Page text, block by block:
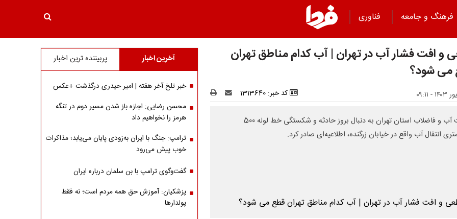
فرهنگ و جامعه فناوری
و افت فشار آب در تهران | آب کدام مناطق تهران
می شود؟
کد خبر: 1313640
شرکت آب و فاضلاب استان تهران به دنبال بروز حادثه و شکستگی خط لوله 500
انتقال آب واقع در خیابان زرگنده، اطلاعیه‌ای صادر کرد.
آخرین اخبار پربیننده ترین اخبار
خبر تلخ آخر هفته | امیر حیدری درگذشت +عکس
محسن رضایی: اجازه باز شدن مسیر دوم در تنگه
هرمز را نخواهیم داد
ترامپ: جنگ با ایران به‌زودی پایان می‌یابد؛ مذاکرات
خوب پیش می‌رود
گفت‌وگوی ترامپ با بن سلمان درباره ایران
پزشکیان: آموزش حق همه مردم است؛ نه فقط
پولدارها